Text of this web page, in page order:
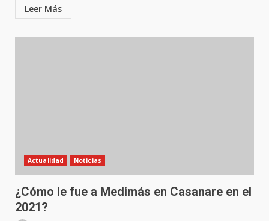
Leer Más
Actualidad Noticias
¿Cómo le fue a Medimás en Casanare en el
2021?